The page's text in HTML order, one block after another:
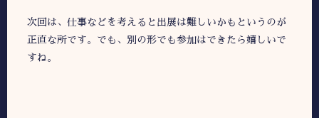
次回は、仕事などを考えると出展は難しいかもというのが
正直な所です。でも、別の形でも参加はできたら嬉しいで
すね。